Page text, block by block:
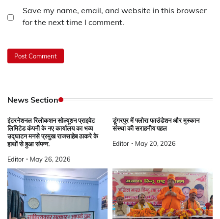
Save my name, email, and website in this browser
for the next time I comment.
News Section
इंटरनेशनल रिलोकशन सोल्यूशन प्राइवेट
लिमिटेड कंपनी के नए कार्यालय का भव्य
उद्घाटन मनसे प्रमुख राजसाहेब ठाकरे के
हाथों से हुआ संपन्न.
Editor May 26, 2026
डूंगरपुर में फ्लोरा फाउंडेशन और मुस्कान
संस्था की सराहनीय पहल
Editor May 20, 2026